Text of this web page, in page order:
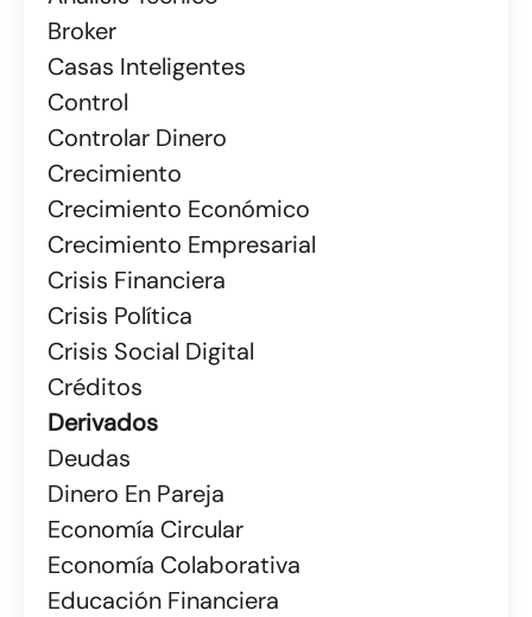
Broker
Casas Inteligentes
Control
Controlar Dinero
Crecimiento
Crecimiento Económico
Crecimiento Empresarial
Crisis Financiera
Crisis Política
Crisis Social Digital
Créditos
Derivados
Deudas
Dinero En Pareja
Economía Circular
Economía Colaborativa
Educación Financiera